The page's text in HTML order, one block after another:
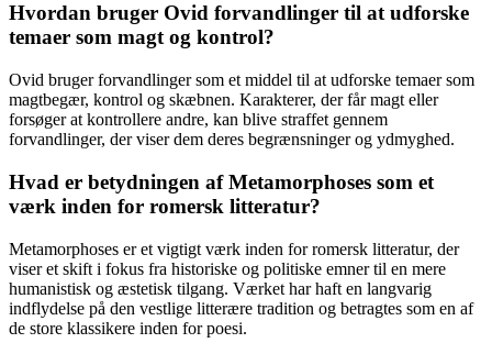
Hvordan bruger Ovid forvandlinger til at udforske
temaer som magt og kontrol?
Ovid bruger forvandlinger som et middel til at udforske temaer som
magtbegær, kontrol og skæbnen. Karakterer, der får magt eller
forsøger at kontrollere andre, kan blive straffet gennem
forvandlinger, der viser dem deres begrænsninger og ydmyghed.
Hvad er betydningen af Metamorphoses som et
værk inden for romersk litteratur?
Metamorphoses er et vigtigt værk inden for romersk litteratur, der
viser et skift i fokus fra historiske og politiske emner til en mere
humanistisk og æstetisk tilgang. Værket har haft en langvarig
indflydelse på den vestlige litterære tradition og betragtes som en af
de store klassikere inden for poesi.